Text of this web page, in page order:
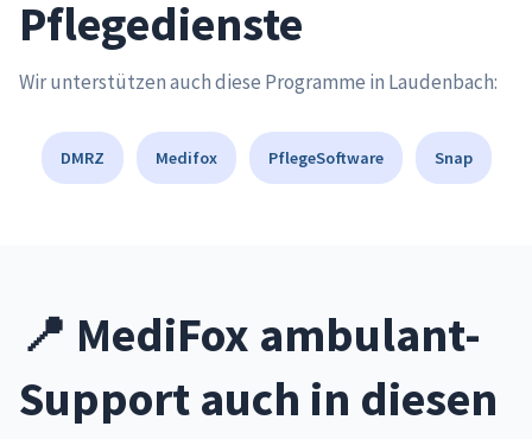
Pflegedienste
Wir unterstützen auch diese Programme in Laudenbach:
DMRZ Medifox PflegeSoftware Snap
📍 MediFox ambulant-
Support auch in diesen